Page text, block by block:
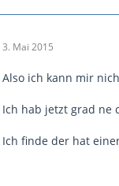
3. Mai 2015
Also ich kann mir
Ich hab jetzt grad ne
Ich finde der hat